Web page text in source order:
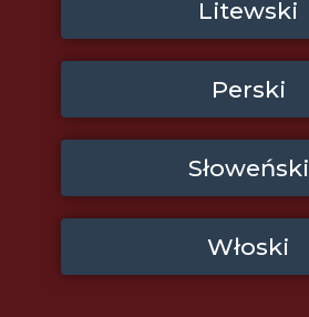
Litewski
Perski
Słoweński
Włoski